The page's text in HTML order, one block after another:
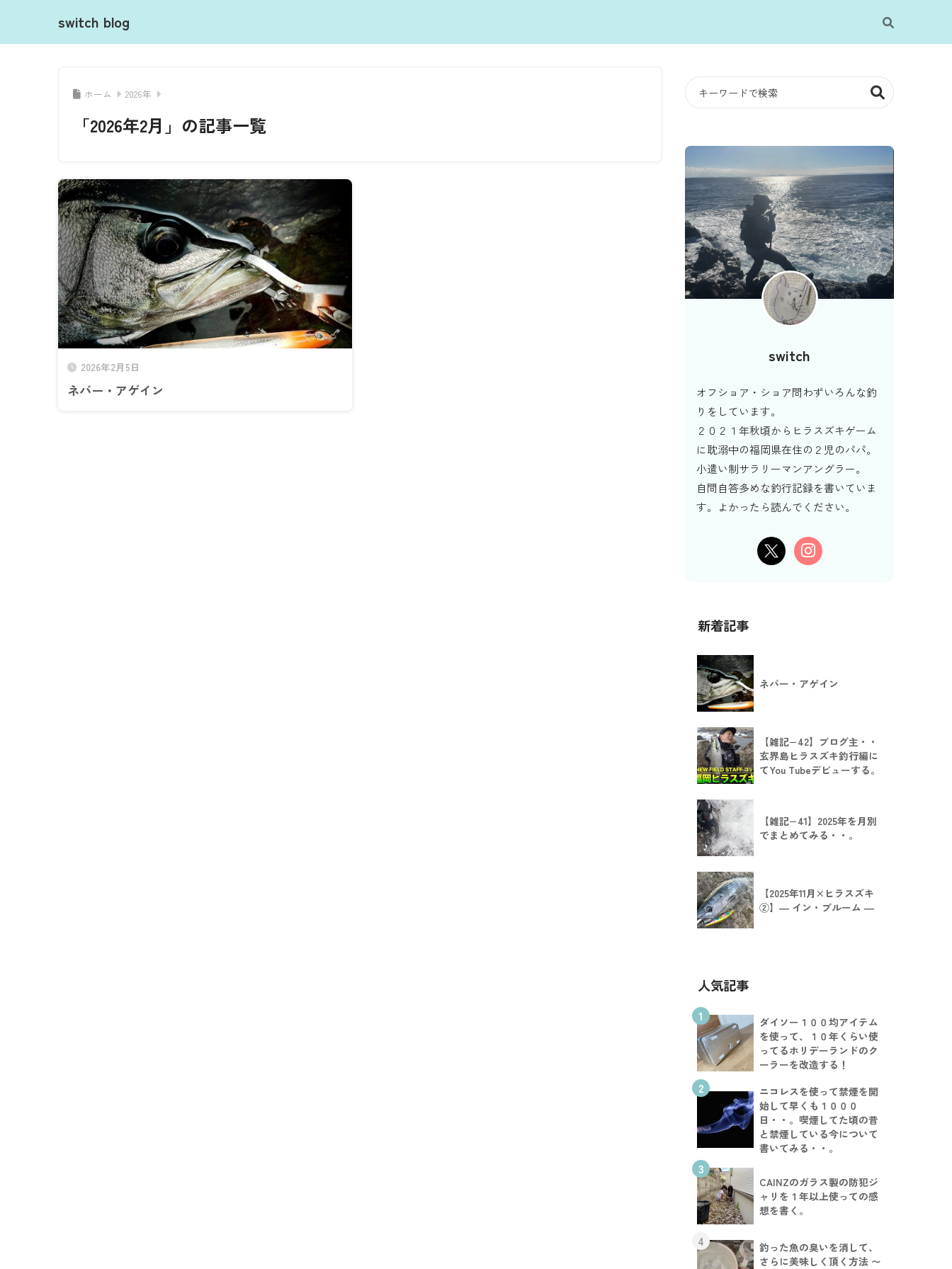
switch blog
ホーム 2026年
「2026年2月」の記事一覧
2026年2月5日
ネバー・アゲイン
switch
オフショア・ショア問わずいろんな釣
りをしています。
２０２１年秋頃からヒラスズキゲーム
に耽溺中の福岡県在住の２児のパパ。
小遣い制サラリーマンアングラー。
自問自答多めな釣行記録を書いていま
す。よかったら読んでください。
新着記事
ネバー・アゲイン
【雑記−42】ブログ主・・
玄界島ヒラスズキ釣行編に
てYou Tubeデビューする。
【雑記−41】2025年を月別
でまとめてみる・・。
【2025年11月×ヒラスズキ
②】― イン・ブルーム ―
人気記事
1
ダイソー１００均アイテム
を使って、１０年くらい使
ってるホリデーランドのク
ーラーを改造する！
2
ニコレスを使って禁煙を開
始して早くも１０００
日・・。喫煙してた頃の昔
と禁煙している今について
書いてみる・・。
3
CAINZのガラス製の防犯ジ
ャリを１年以上使っての感
想を書く。
4
釣った魚の臭いを消して、
さらに美味しく頂く方法 〜